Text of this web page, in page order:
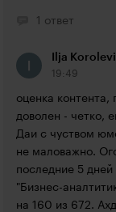
1 ответ
Ilja
19:49
оценка
доволен - четко,
Даи с чуством
не маловажно.
последние 5
"Бизнес-
на 160 из 672.